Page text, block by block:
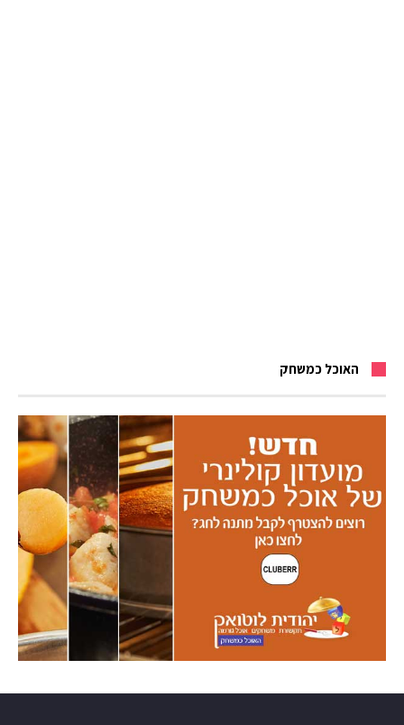
האוכל כמשחק